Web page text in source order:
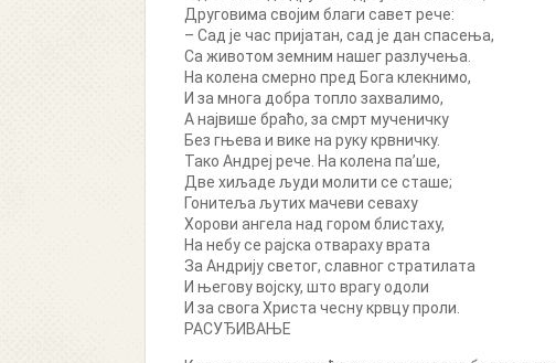
Друговима својим благи савет рече:
– Сад је час пријатан, сад је дан спасења,
Са животом земним нашег разлучења.
На колена смерно пред Бога клекнимо,
И за многа добра топло захвалимо,
А највише браћо, за смрт мученичку
Без гњева и вике на руку крвничку.
Тако Андреј рече. На колена па’ше,
Две хиљаде људи молити се сташе;
Гонитеља љутих мачеви севаху
Хорови ангела над гором блистаху,
На небу се рајска отвараху врата
За Андрију светог, славног стратилата
И његову војску, што врагу одоли
И за свога Христа чесну крвцу проли.
РАСУЂИВАЊЕ